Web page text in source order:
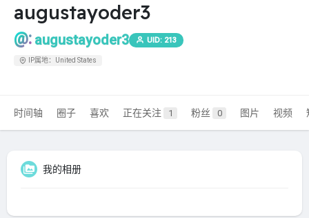
augustayoder3
@: augustayoder3 UID: 213
IP属地：United States
时间轴 圈子 喜欢 正在关注 1 粉丝 0 图片 视频
我的相册